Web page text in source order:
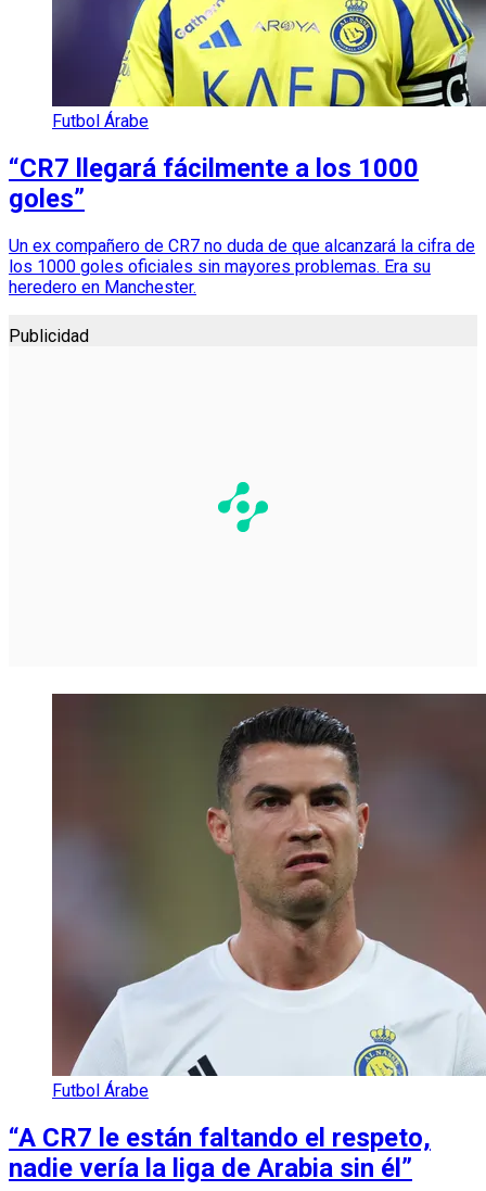
Futbol Árabe
“CR7 llegará fácilmente a los 1000
goles”
Un ex compañero de CR7 no duda de que alcanzará la cifra de
los 1000 goles oficiales sin mayores problemas. Era su
heredero en Manchester.
Publicidad
Futbol Árabe
“A CR7 le están faltando el respeto,
nadie vería la liga de Arabia sin él”